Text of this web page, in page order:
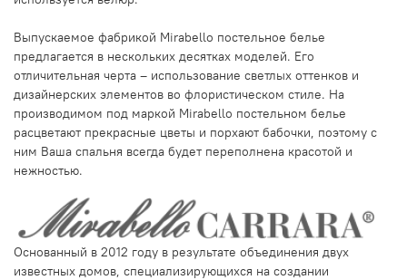
Выпускаемое фабрикой Mirabello постельное белье
предлагается в нескольких десятках моделей. Его
отличительная черта – использование светлых оттенков и
дизайнерских элементов во флористическом стиле. На
производимом под маркой Mirabello постельном белье
расцветают прекрасные цветы и порхают бабочки, поэтому с
ним Ваша спальня всегда будет переполнена красотой и
нежностью.
Основанный в 2012 году в результате объединения двух
известных домов, специализирующихся на создании